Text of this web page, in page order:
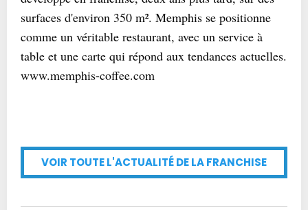
surfaces d'environ 350 m². Memphis se positionne
comme un véritable restaurant, avec un service à
table et une carte qui répond aux tendances actuelles.
www.memphis-coffee.com
VOIR TOUTE L'ACTUALITÉ DE LA FRANCHISE